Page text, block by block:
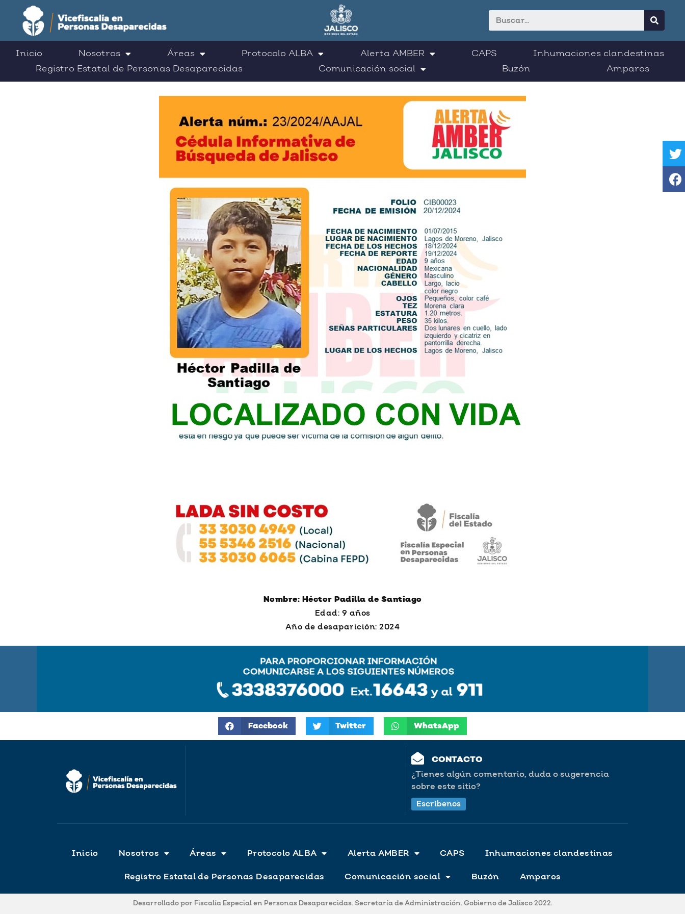
Inicio Nosotros Áreas Protocolo ALBA Alerta AMBER CAPS
Inhumaciones clandestinas
Registro Estatal de Personas Desaparecidas
Comunicación social Buzón Amparos
Nombre: Héctor Padilla de Santiago
Edad: 9 años
Año de desaparición: 2024
Facebook Twitter WhatsApp
CONTACTO
¿Tienes algún comentario, duda o sugerencia
sobre este sitio?
Escríbenos
Inicio Nosotros Áreas Protocolo ALBA Alerta AMBER CAPS Inhumaciones clandestinas
Registro Estatal de Personas Desaparecidas Comunicación social Buzón Amparos
Desarrollado por Fiscalía Especial en Personas Desaparecidas. Secretaría de Administración. Gobierno de Jalisco 2022.